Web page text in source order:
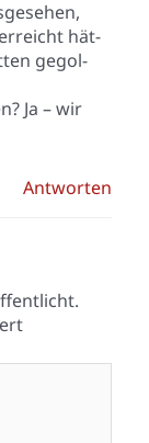
hät­
gegol­
Ja – wir
Antworten